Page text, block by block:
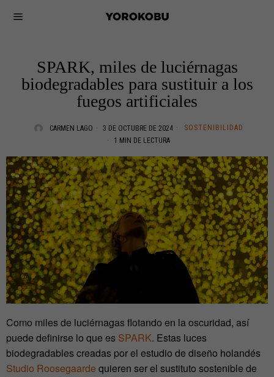
SPARK, miles de luciérnagas
biodegradables para sustituir a los
fuegos artificiales
CARMEN LAGO 3 DE OCTUBRE DE 2024
SOSTENIBILIDAD
1 MIN DE LECTURA
Como miles de luciérnagas flotando en la oscuridad, así
puede definirse lo que es SPARK. Estas luces
biodegradables creadas por el estudio de diseño holandés
Studio Roosegaarde quieren ser el sustituto sostenible de